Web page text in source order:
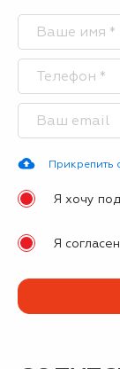
Прикрепить
Я хочу
Я